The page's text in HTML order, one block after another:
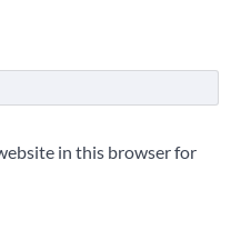
in this browser for